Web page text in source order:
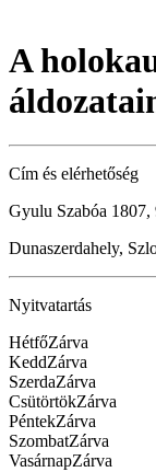
A
Cím és elérhetőség
Gyulu Szabóa 1807,
Dunaszerdahely,
Nyitvatartás
HétfőZárva
KeddZárva
SzerdaZárva
CsütörtökZárva
PéntekZárva
SzombatZárva
VasárnapZárva